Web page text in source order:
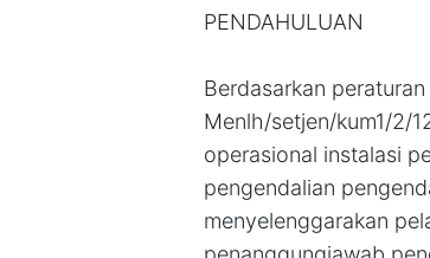
PENDAHULUAN
Berdasarkan
Menlh/setjen/kum1/2/
operasional instalasi
pengendalian
menyelenggarakan